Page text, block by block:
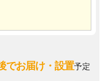
でお届け・設置予定